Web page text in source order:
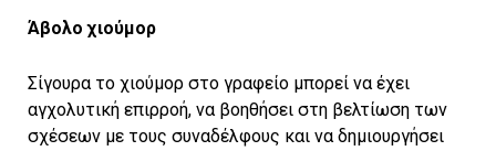
Άβολο χιούμορ
Σίγουρα το χιούμορ στο γραφείο μπορεί να έχει
αγχολυτική επιρροή, να βοηθήσει στη βελτίωση των
σχέσεων με τους συναδέλφους και να δημιουργήσει